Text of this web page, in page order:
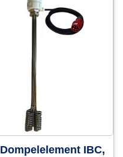
Dompelelement IBC,